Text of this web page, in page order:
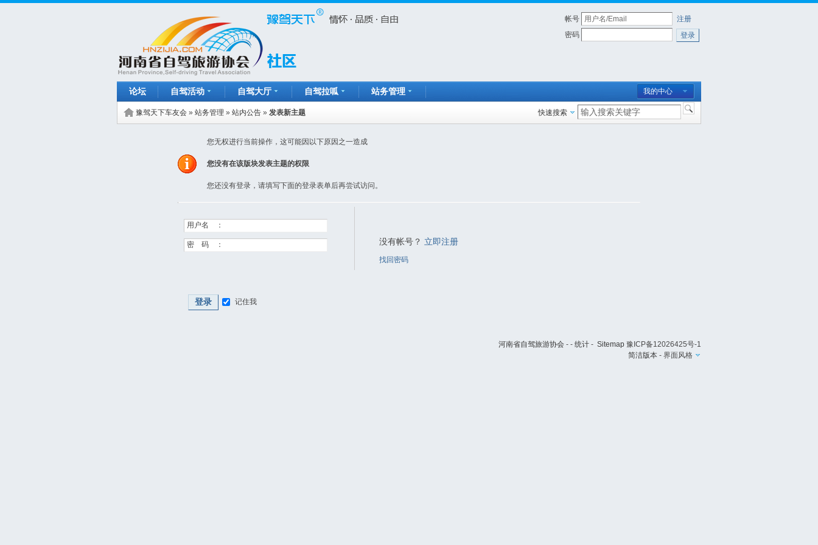
帐号
注册
密码
登录
我的中心
论坛 自驾活动 自驾大厅 自驾拉呱 站务管理
快速搜索
豫驾天下车友会 » 站务管理 » 站内公告 » 发表新主题
您无权进行当前操作，这可能因以下原因之一造成
您没有在该版块发表主题的权限
您还没有登录，请填写下面的登录表单后再尝试访问。
用户名 ：
密 码 ： 没有帐号？ 立即注册
找回密码
登录 记住我
河南省自驾旅游协会 - - 统计 - Sitemap 豫ICP备12026425号-1
简洁版本 - 界面风格